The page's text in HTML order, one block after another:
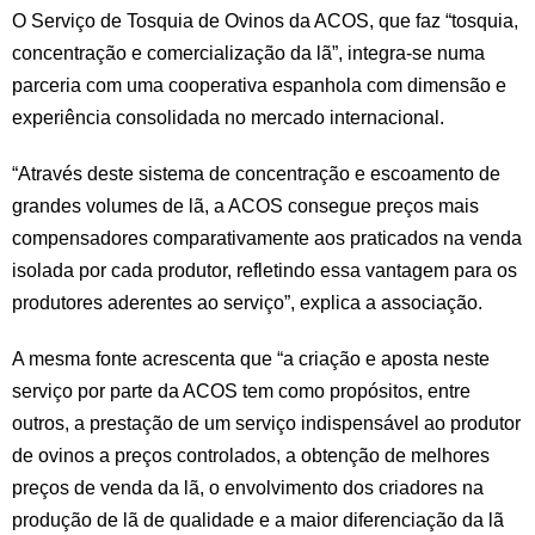
O Serviço de Tosquia de Ovinos da ACOS, que faz “tosquia,
concentração e comercialização da lã”, integra-se numa
parceria com uma cooperativa espanhola com dimensão e
experiência consolidada no mercado internacional.
“Através deste sistema de concentração e escoamento de
grandes volumes de lã, a ACOS consegue preços mais
compensadores comparativamente aos praticados na venda
isolada por cada produtor, refletindo essa vantagem para os
produtores aderentes ao serviço”, explica a associação.
A mesma fonte acrescenta que “a criação e aposta neste
serviço por parte da ACOS tem como propósitos, entre
outros, a prestação de um serviço indispensável ao produtor
de ovinos a preços controlados, a obtenção de melhores
preços de venda da lã, o envolvimento dos criadores na
produção de lã de qualidade e a maior diferenciação da lã